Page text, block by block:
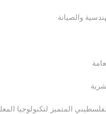
والصيانة
المتميز لتكنولوجيا